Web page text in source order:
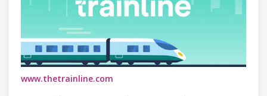
www.thetrainline.com